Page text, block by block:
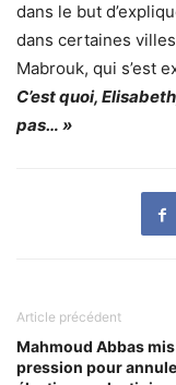
dans le but
dans certaines
Mabrouk, qui s’est
C’est quoi,
pas… »
Article précédent
Mahmoud Abbas
pression pour